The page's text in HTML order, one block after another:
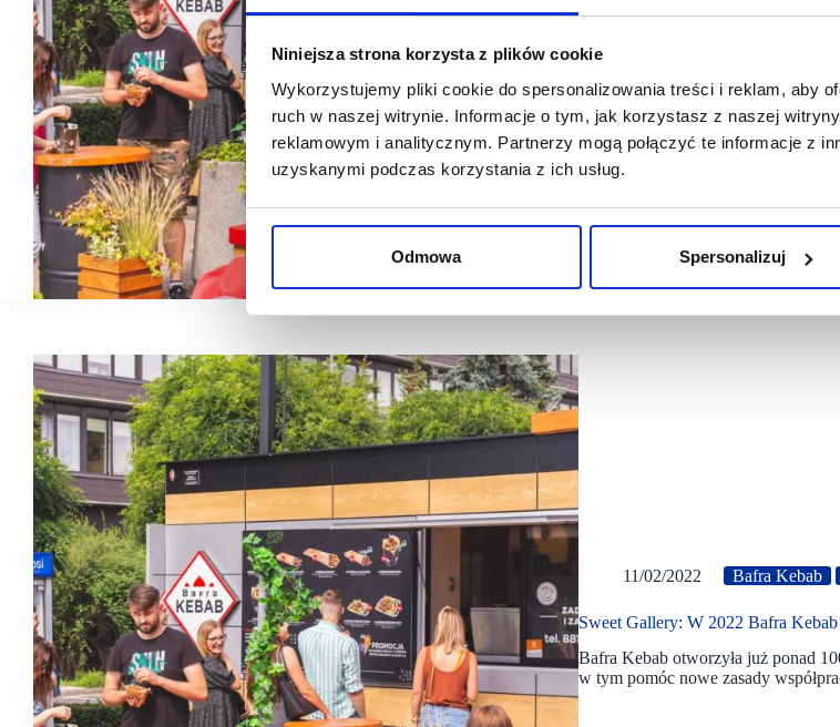
Niniejsza strona korzysta z plików cookie
Wykorzystujemy pliki cookie do spersonalizowania treści i reklam, aby
ruch w naszej witrynie. Informacje o tym, jak korzystasz z naszej
reklamowym i analitycznym. Partnerzy mogą połączyć te informacje z
uzyskanymi podczas korzystania z ich usług.
Odmowa Spersonalizuj
Bafra Kebab: szybszy rozwój i
Bafra Kebab – franczyzowy
nowych lokalizacji. Sieć, która w
która ma ułatwić…
11/02/2022 Bafra Kebab
Sweet Gallery: W 2022 Bafra
Bafra Kebab otworzyła już ponad
w tym pomóc nowe zasady